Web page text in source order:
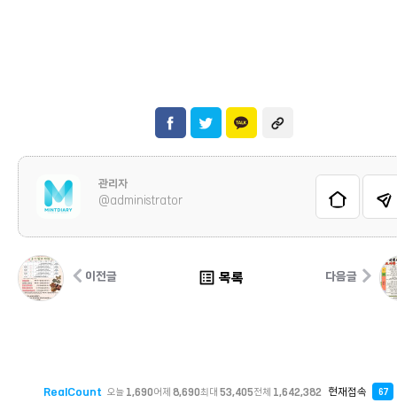
관리자
@administrator
이전글 list_alt 목록 다음글
RealCount 오늘 1,690어제 8,690최대 53,405전체 1,642,382 현재접속 67